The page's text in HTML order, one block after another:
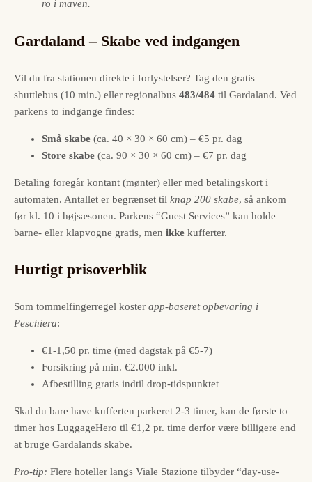
ro i maven.
Gardaland – Skabe ved indgangen
Vil du fra stationen direkte i forlystelser? Tag den gratis
shuttlebus (10 min.) eller regionalbus 483/484 til Gardaland. Ved
parkens to indgange findes:
Små skabe (ca. 40 × 30 × 60 cm) – €5 pr. dag
Store skabe (ca. 90 × 30 × 60 cm) – €7 pr. dag
Betaling foregår kontant (mønter) eller med betalingskort i
automaten. Antallet er begrænset til knap 200 skabe, så ankom
før kl. 10 i højsæsonen. Parkens “Guest Services” kan holde
barne- eller klapvogne gratis, men ikke kufferter.
Hurtigt prisoverblik
Som tommelfingerregel koster app-baseret opbevaring i
Peschiera:
€1-1,50 pr. time (med dagstak på €5-7)
Forsikring på min. €2.000 inkl.
Afbestilling gratis indtil drop-tidspunktet
Skal du bare have kufferten parkeret 2-3 timer, kan de første to
timer hos LuggageHero til €1,2 pr. time derfor være billigere end
at bruge Gardalands skabe.
Pro-tip: Flere hoteller langs Viale Stazione tilbyder “day-use-